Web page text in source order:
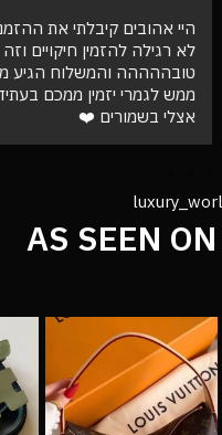
היי אהובים קיבלתי את
לא רגילה להזמין חיקויים
טובההההה והמשלוח הגיע
ממש לגמרי יזמין ממכם
אצלי בשמורים ❤️
AS SEEN